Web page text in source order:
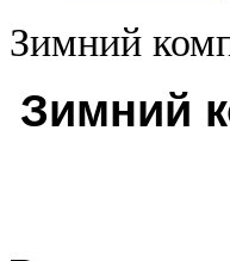
Зимний
Зимний